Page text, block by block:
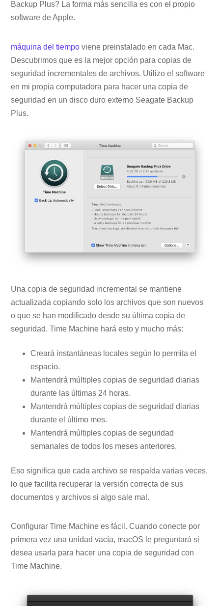
Backup Plus? La forma más sencilla es con el propio
software de Apple.
máquina del tiempo viene preinstalado en cada Mac.
Descubrimos que es la mejor opción para copias de
seguridad incrementales de archivos. Utilizo el software
en mi propia computadora para hacer una copia de
seguridad en un disco duro externo Seagate Backup
Plus.
Una copia de seguridad incremental se mantiene
actualizada copiando solo los archivos que son nuevos
o que se han modificado desde su última copia de
seguridad. Time Machine hará esto y mucho más:
Creará instantáneas locales según lo permita el
espacio.
Mantendrá múltiples copias de seguridad diarias
durante las últimas 24 horas.
Mantendrá múltiples copias de seguridad diarias
durante el último mes.
Mantendrá múltiples copias de seguridad
semanales de todos los meses anteriores.
Eso significa que cada archivo se respalda varias veces,
lo que facilita recuperar la versión correcta de sus
documentos y archivos si algo sale mal.
Configurar Time Machine es fácil. Cuando conecte por
primera vez una unidad vacía, macOS le preguntará si
desea usarla para hacer una copia de seguridad con
Time Machine.